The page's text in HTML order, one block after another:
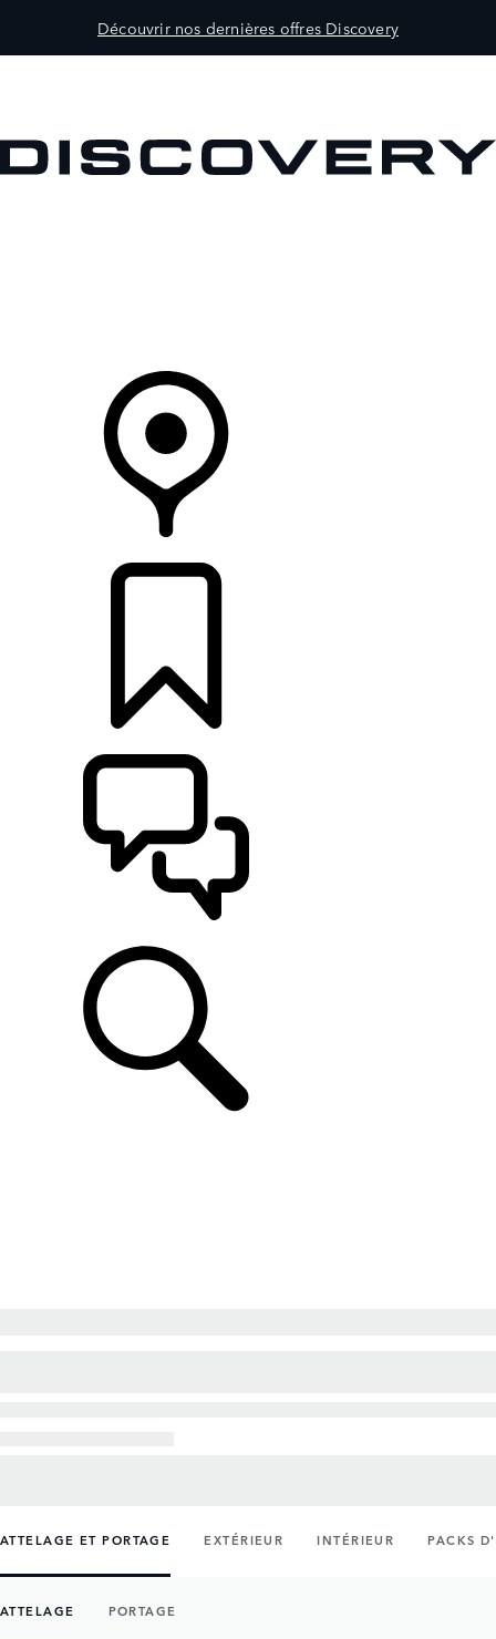
Découvrir nos dernières offres Discovery
ATTELAGE ET PORTAGE EXTÉRIEUR INTÉRIEUR PACKS
ATTELAGE PORTAGE